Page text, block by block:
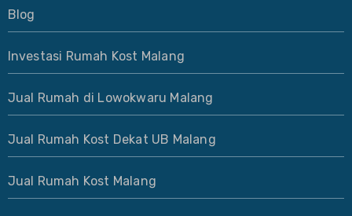
Blog
Investasi Rumah Kost Malang
Jual Rumah di Lowokwaru Malang
Jual Rumah Kost Dekat UB Malang
Jual Rumah Kost Malang